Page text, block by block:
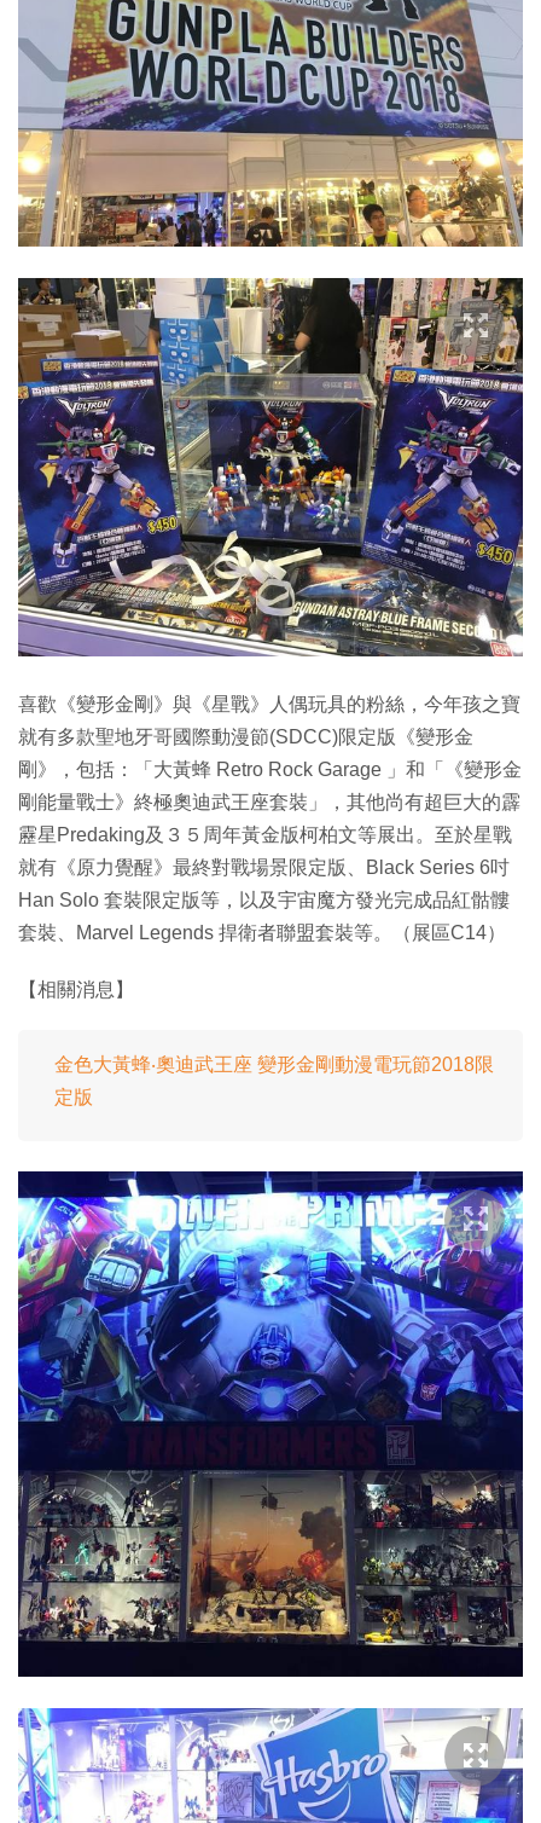
喜歡《變形金剛》與《星戰》人偶玩具的粉絲，今年孩之寶
就有多款聖地牙哥國際動漫節(SDCC)限定版《變形金
剛》，包括：「大黃蜂 Retro Rock Garage 」和「《變形金
剛能量戰士》終極奧迪武王座套裝」，其他尚有超巨大的霹
靂星Predaking及３５周年黃金版柯柏文等展出。至於星戰
就有《原力覺醒》最終對戰場景限定版、Black Series 6吋
Han Solo 套裝限定版等，以及宇宙魔方發光完成品紅骷髏
套裝、Marvel Legends 捍衛者聯盟套裝等。（展區C14）
【相關消息】
金色大黃蜂‧奧迪武王座 變形金剛動漫電玩節2018限
定版